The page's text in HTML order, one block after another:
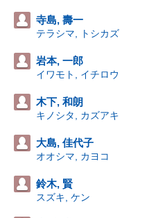
寺島, 壽一
テラシマ, トシカズ
岩本, 一郎
イワモト, イチロウ
木下, 和朗
キノシタ, カズアキ
大島, 佳代子
オオシマ, カヨコ
鈴木, 賢
スズキ, ケン